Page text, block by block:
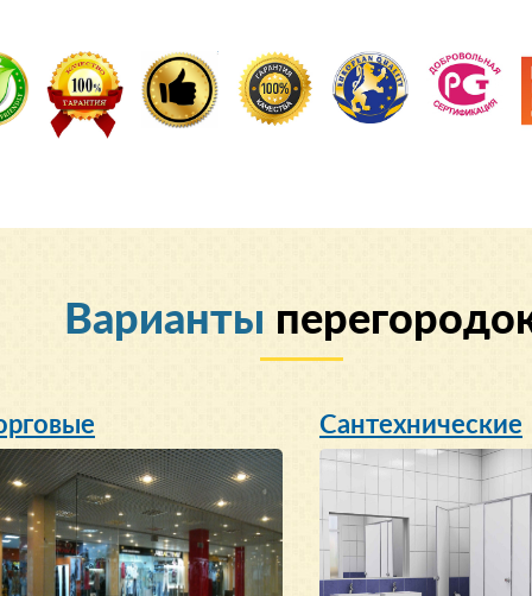
Варианты
Сантехнические